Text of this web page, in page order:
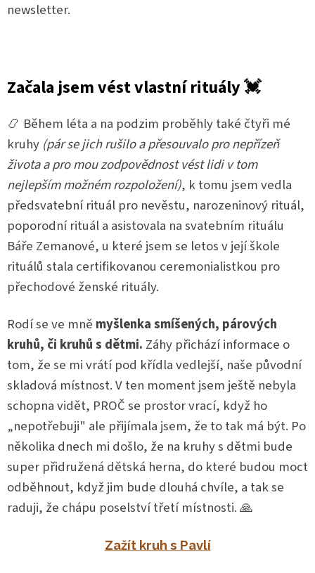
newsletter.
Začala jsem vést vlastní rituály 💓
📿 Během léta a na podzim proběhly také čtyři mé
kruhy (pár se jich rušilo a přesouvalo pro nepřízeň
života a pro mou zodpovědnost vést lidi v tom
nejlepším možném rozpoložení), k tomu jsem vedla
předsvatební rituál pro nevěstu, narozeninový rituál,
poporodní rituál a asistovala na svatebním rituálu
Báře Zemanové, u které jsem se letos v její škole
rituálů stala certifikovanou ceremonialistkou pro
přechodové ženské rituály.
Rodí se ve mně myšlenka smíšených, párových
kruhů, či kruhů s dětmi. Záhy přichází informace o
tom, že se mi vrátí pod křídla vedlejší, naše původní
skladová místnost. V ten moment jsem ještě nebyla
schopna vidět, PROČ se prostor vrací, když ho
„nepotřebuji" ale přijímala jsem, že to tak má být. Po
několika dnech mi došlo, že na kruhy s dětmi bude
super přidružená dětská herna, do které budou moct
odběhnout, když jim bude dlouhá chvíle, a tak se
raduji, že chápu poselství třetí místnosti. 🙏
Zažít kruh s Pavlí